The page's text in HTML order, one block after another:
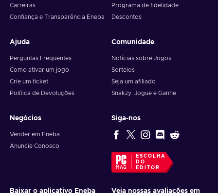
Carreiras
Confiança e Transparência Eneba
Programa de fidelidade
Descontos
Ajuda
Perguntas Frequentes
Como ativar um jogo
Crie um ticket
Política de Devoluções
Comunidade
Notícias sobre Jogos
Sorteios
Seja um afiliado
Snakzy: Jogue e Ganhe
Negócios
Vender em Eneba
Anuncie Conosco
Siga-nos
ESCOLHA
DO
EDITOR
Baixar o aplicativo Eneba Veja nossas avaliações em